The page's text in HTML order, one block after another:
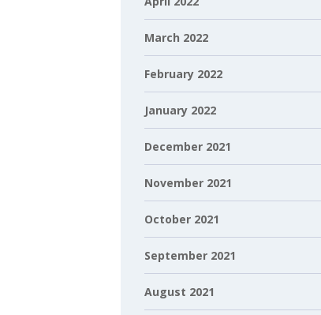
March 2022
February 2022
January 2022
December 2021
November 2021
October 2021
September 2021
August 2021